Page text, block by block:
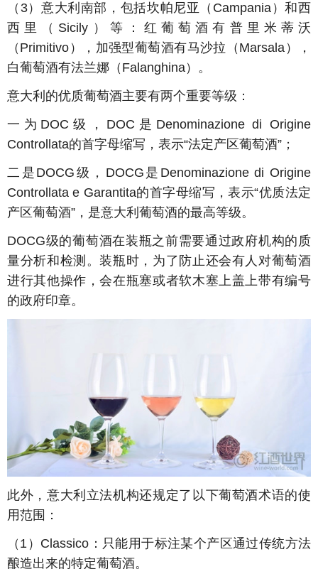
（ 3）意大利南部，包括坎帕尼亚（ Campania ）和西
西里（ Sicily ）等：红葡萄酒有普里米蒂沃
（ Primitivo ），加强型葡萄酒有马沙拉（ Marsala ），
白葡萄酒有法兰娜（ Falanghina）。
意大利的优质葡萄酒主要有两个重要等级：
一为 DOC 级， DOC 是 Denominazione di Origine
Controllata的首字母缩写，表示“法定产区葡萄酒”；
二是 DOCG 级， DOCG 是 Denominazione di Origine
Controllata e Garantita的首字母缩写，表示“优质法定
产区葡萄酒”，是意大利葡萄酒的最高等级。
DOCG级的葡萄酒在装瓶之前需要通过政府机构的质
量分析和检测。装瓶时，为了防止还会有人对葡萄酒
进行其他操作，会在瓶塞或者软木塞上盖上带有编号
的政府印章。
此外，意大利立法机构还规定了以下葡萄酒术语的使
用范围：
（ 1 ） Classico ：只能用于标注某个产区通过传统方法
酿造出来的特定葡萄酒。